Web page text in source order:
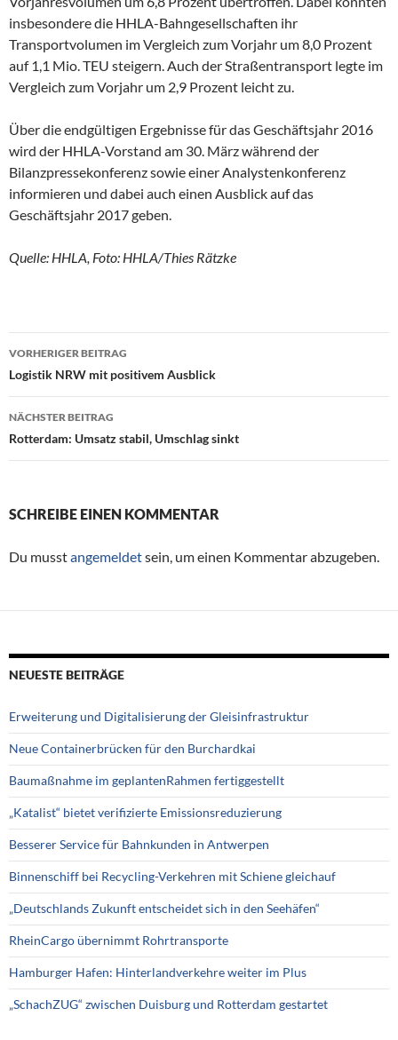
insbesondere die HHLA-Bahngesellschaften ihr
Transportvolumen im Vergleich zum Vorjahr um 8,0 Prozent
auf 1,1 Mio. TEU steigern. Auch der Straßentransport legte im
Vergleich zum Vorjahr um 2,9 Prozent leicht zu.
Über die endgültigen Ergebnisse für das Geschäftsjahr 2016
wird der HHLA-Vorstand am 30. März während der
Bilanzpressekonferenz sowie einer Analystenkonferenz
informieren und dabei auch einen Ausblick auf das
Geschäftsjahr 2017 geben.
Quelle: HHLA, Foto: HHLA/Thies Rätzke
Beitragsnavigation
VORHERIGER BEITRAG
Logistik NRW mit positivem Ausblick
NÄCHSTER BEITRAG
Rotterdam: Umsatz stabil, Umschlag sinkt
SCHREIBE EINEN KOMMENTAR
Du musstangemeldetsein, um einen Kommentar abzugeben.
NEUESTE BEITRÄGE
Erweiterung und Digitalisierung der Gleisinfrastruktur
Neue Containerbrücken für den Burchardkai
Baumaßnahme im geplantenRahmen fertiggestellt
„Katalist“ bietet verifizierte Emissionsreduzierung
Besserer Service für Bahnkunden in Antwerpen
Binnenschiff bei Recycling-Verkehren mit Schiene gleichauf
„Deutschlands Zukunft entscheidet sich in den Seehäfen“
RheinCargo übernimmt Rohrtransporte
Hamburger Hafen: Hinterlandverkehre weiter im Plus
„SchachZUG“ zwischen Duisburg und Rotterdam gestartet